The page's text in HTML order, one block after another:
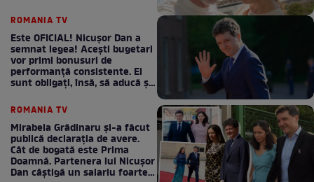
ROMANIA TV
Este OFICIAL! Nicușor Dan a
semnat legea! Acești bugetari
vor primi bonusuri de
performanță consistente. Ei
sunt obligați, însă, să aducă și
ROMANIA TV
Mirabela Grădinaru și-a făcut
publică declarația de avere.
Cât de bogată este Prima
Doamnă. Partenera lui Nicușor
Dan câștigă un salariu foarte